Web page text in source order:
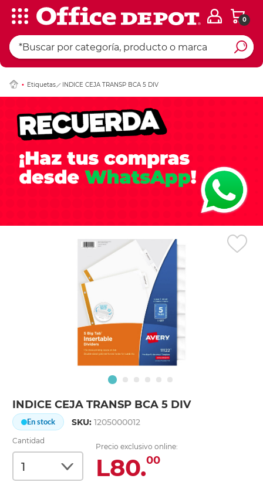
0
Etiquetas INDICE CEJA TRANSP BCA 5 DIV
INDICE CEJA TRANSP BCA 5 DIV
En stock SKU:1205000012
Cantidad
Precio exclusivo online:
L80.00
Ingresar Codigo